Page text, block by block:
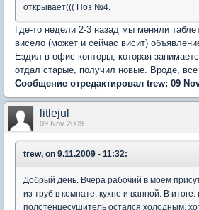
открывает((( Поз №4.
Где-то недели 2-3 назад мы меняли
висело (может и сейчас висит)
Ездил в офис конторы, которая
отдал старые, получил новые. Вроде, все
Сообщение отредактировал trew: 09
litlejul
09 Nov 2009
trew, on 9.11.2009 - 11:32:
Добрый день. Вчера рабочий в моем
из труб в комнате, кухне и ванной. В итоге:
полотенцесушитель остался холодным,